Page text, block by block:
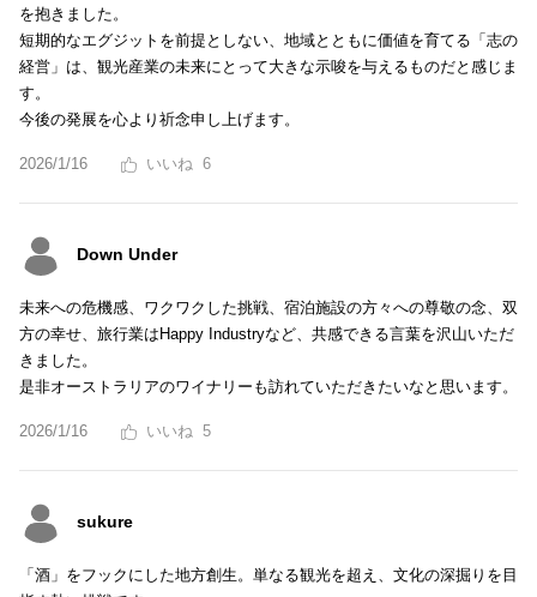
を抱きました。
短期的なエグジットを前提としない、地域とともに価値を育てる「志の
経営」は、観光産業の未来にとって大きな示唆を与えるものだと感じま
す。
今後の発展を心より祈念申し上げます。
2026/1/16 6
Down Under
未来への危機感、ワクワクした挑戦、宿泊施設の方々への尊敬の念、双
方の幸せ、旅行業はHappy Industryなど、共感できる言葉を沢山いただ
きました。
是非オーストラリアのワイナリーも訪れていただきたいなと思います。
2026/1/16 5
sukure
「酒」をフックにした地方創生。単なる観光を超え、文化の深掘りを目